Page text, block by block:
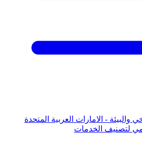
والبيئة - الامارات العربية المتحدة
لتصنيف الخدمات